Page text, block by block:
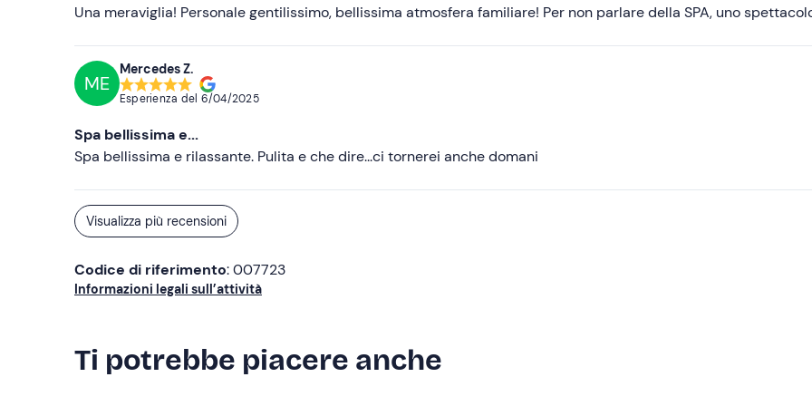
Una meraviglia! Personale gentilissimo, bellissima atmosfera familiare! Per non parlare della SPA, uno
ME
Mercedes Z.
Esperienza del 6/04/2025
Spa bellissima e...
Spa bellissima e rilassante. Pulita e che dire...ci tornerei anche domani
Visualizza più recensioni
Codice di riferimento: 007723
Informazioni legali sull’attività
Ti potrebbe piacere anche